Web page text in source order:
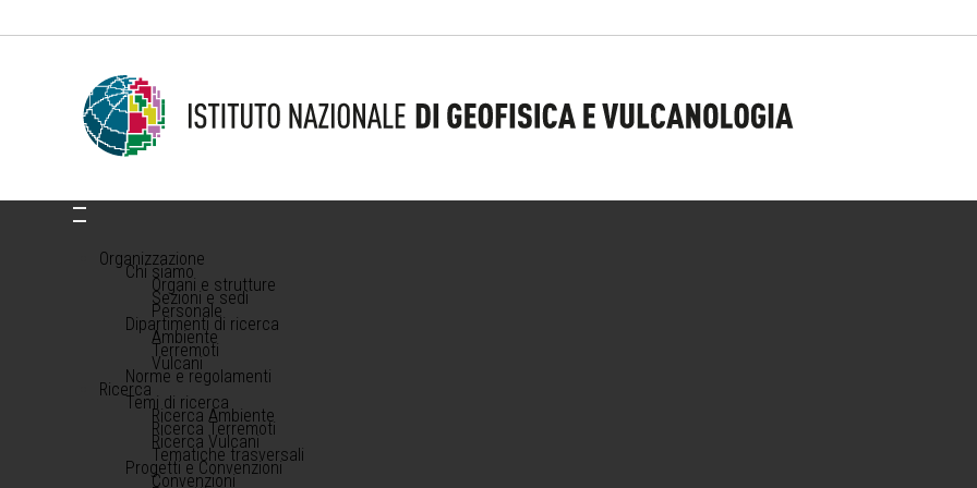
Organizzazione
Chi siamo
Organi e strutture
Sezioni e sedi
Personale
Dipartimenti di ricerca
Ambiente
Terremoti
Vulcani
Norme e regolamenti
Ricerca
Temi di ricerca
Ricerca Ambiente
Ricerca Terremoti
Ricerca Vulcani
Tematiche trasversali
Progetti e Convenzioni
Convenzioni